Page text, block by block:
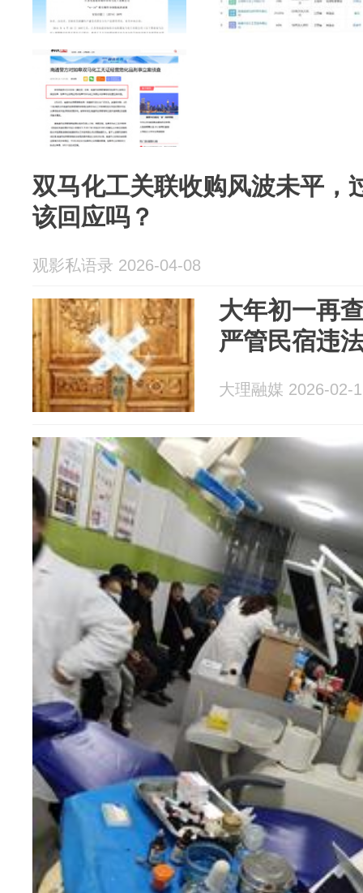
双马化工关联收购风波未平，
该回应吗？
观影私语录 2026-04-08
大年初一再
严管民宿违
大理融媒 2026-02-